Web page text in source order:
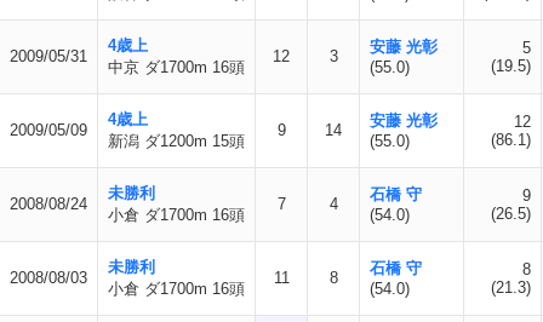
2009/05/31
4歳上
中京 ダ1700m 16頭
12 3
安藤 光彰
(55.0)
5
(19.5)
2009/05/09
4歳上
新潟 ダ1200m 15頭
9 14
安藤 光彰
(55.0)
12
(86.1)
2008/08/24
未勝利
小倉 ダ1700m 16頭
7 4
石橋 守
(54.0)
9
(26.5)
2008/08/03
未勝利
小倉 ダ1700m 16頭
11 8
石橋 守
(54.0)
8
(21.3)